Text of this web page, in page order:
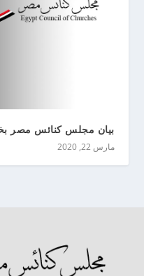
بيان مجلس كنائس مصر
مارس 22, 2020